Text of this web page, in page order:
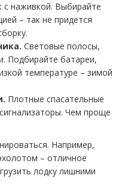
с наживкой. Выбирайте
– так не придется
Световые полосы,
Подбирайте батареи,
температуре – зимой
Плотные спасательные
Чем проще
Например,
– отличное
лодку лишними